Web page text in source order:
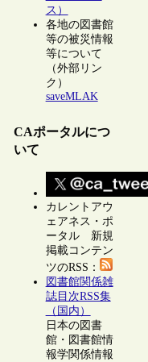
ス）
各地の図書館
等の被災情報
等について
（外部リン
ク）
saveMLAK
CAポータルにつ
いて
カレントアウ
ェアネス・ポ
ータル 新規
掲載コンテン
ツのRSS：
図書館関係雑
誌目次RSS集
（国内）
日本の図書
館・図書館情
報学関係情報